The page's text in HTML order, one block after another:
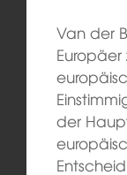
Van der
der